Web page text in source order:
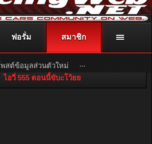
หรือโทร. 081-811-1138
านรายละเอียดเพิ่มเติม คลิกที่นี่
ไอวี่ 555 ตอนนี้ขับcโว้ยย
ฟอรั่ม สมาชิก
สต์ข้อมูลส่วนตัวใหม่ ...